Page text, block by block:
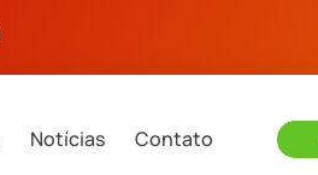
Notícias Contato